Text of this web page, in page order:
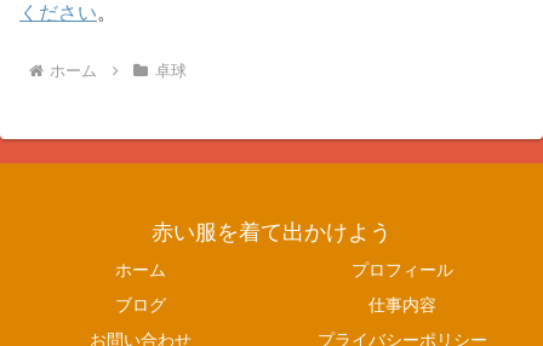
ください。
ホーム 卓球
赤い服を着て出かけよう
ホーム
プロフィール
ブログ
仕事内容
お問い合わせ
プライバシーポリシー